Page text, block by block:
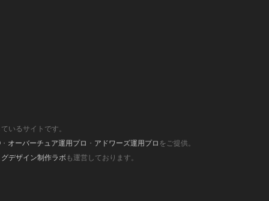
いるサイトです。
・ オーバーチュア運用プロ ・ アドワーズ運用プロ をご提供。
デザイン制作ラボ も運営しております。